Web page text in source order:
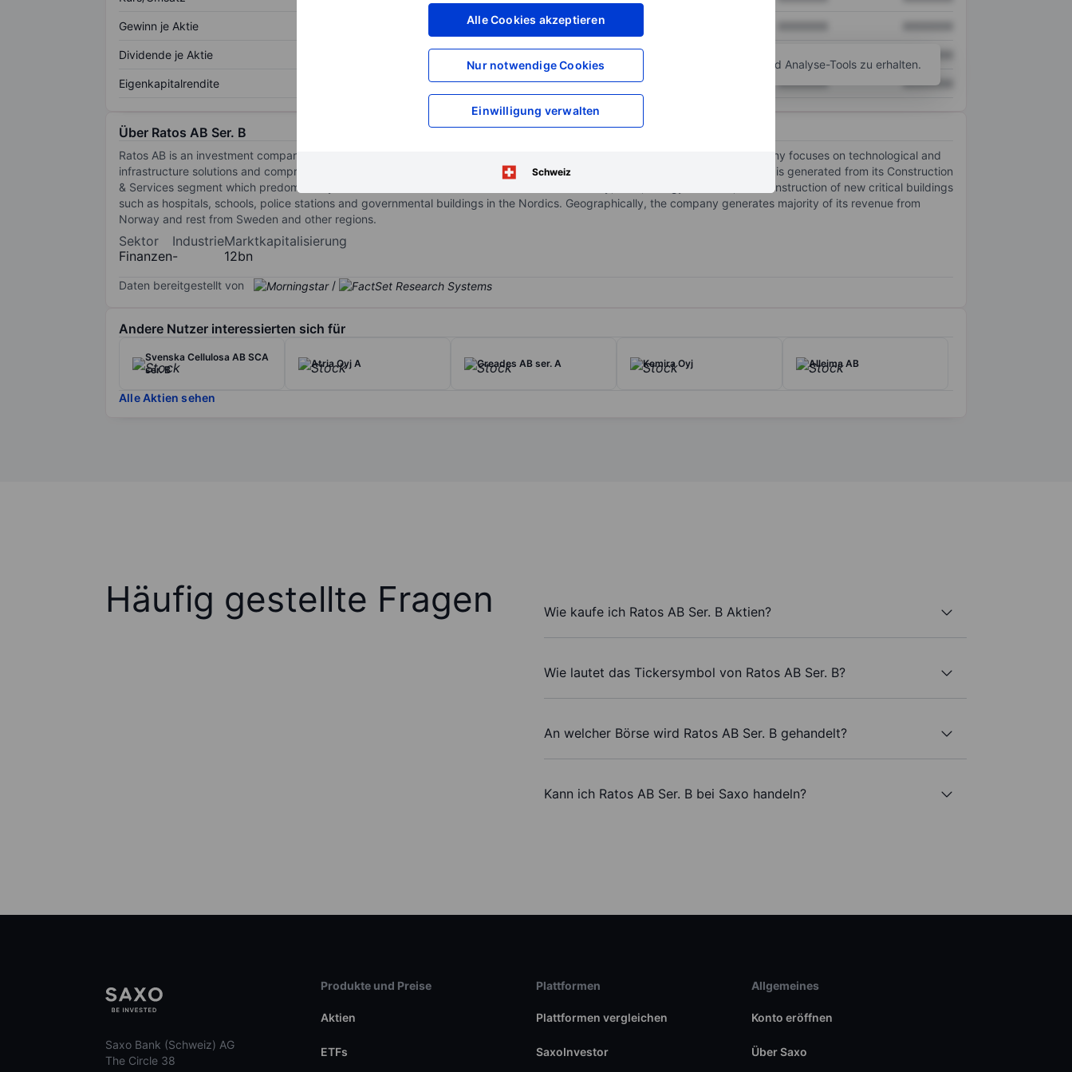
Alle Cookies akzeptieren
Nur notwendige Cookies
Einwilligung verwalten
Schweiz
Gewinn je Aktie XXXXXXX
Dividende je Aktie
Eigenkapitalrendite XXXXXXX XXXXXXX XXXXXXX
Konto eröffnenum Zugriff auf mehr Diagramm- und Analyse-Tools zu erhalten.
Über Ratos AB Ser. B
Ratos AB is an investment company that owns and develops unlisted medium-and small-sized Nordic companies. The company focuses on technological and
infrastructure solutions and comprises two business segment; Construction & Services and Consumer. Majority of the revenue is generated from its Construction
& Services segment which predominantly includes maintenance of infrastructure within railway, road, energy solutions, and construction of new critical buildings
such as hospitals, schools, police stations and governmental buildings in the Nordics. Geographically, the company generates majority of its revenue from
Norway and rest from Sweden and other regions.
Sektor
Finanzen
Industrie
-
Marktkapitalisierung
12bn
Daten bereitgestellt von /
Andere Nutzer interessierten sich für
Svenska Cellulosa AB SCA
ser. B
Atria Oyj A Creades AB ser. A Kemira Oyj Alleima AB
Alle Aktien sehen
Häufig gestellte Fragen Wie kaufe ich Ratos AB Ser. B Aktien?
Wie lautet das Tickersymbol von Ratos AB Ser. B?
An welcher Börse wird Ratos AB Ser. B gehandelt?
Kann ich Ratos AB Ser. B bei Saxo handeln?
Saxo Bank (Schweiz) AG
The Circle 38
Produkte und Preise
Aktien
ETFs
Plattformen
Plattformen vergleichen
SaxoInvestor
Allgemeines
Konto eröffnen
Über Saxo